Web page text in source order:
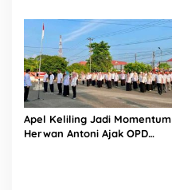
Sinergi untuk Masyarakat
Apel Keliling Jadi Momentum
Herwan Antoni Ajak OPD